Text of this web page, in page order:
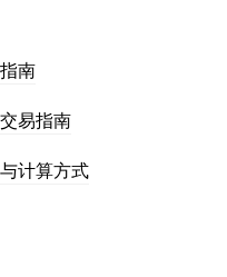
南
易指南
计算方式